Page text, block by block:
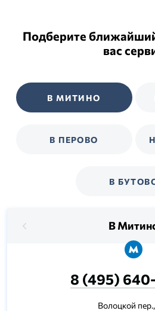
Подберите
вас
В МИТИНО
В ПЕРОВО
В
В
8 (495)
Волоцкой